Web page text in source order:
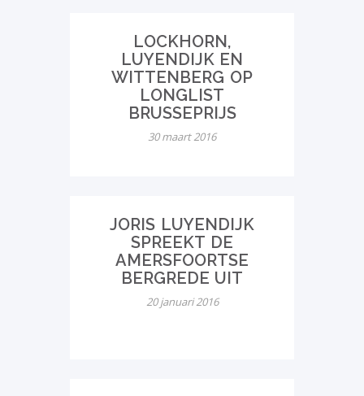
LOCKHORN,
LUYENDIJK EN
WITTENBERG OP
LONGLIST
BRUSSEPRIJS
30 maart 2016
JORIS LUYENDIJK
SPREEKT DE
AMERSFOORTSE
BERGREDE UIT
20 januari 2016